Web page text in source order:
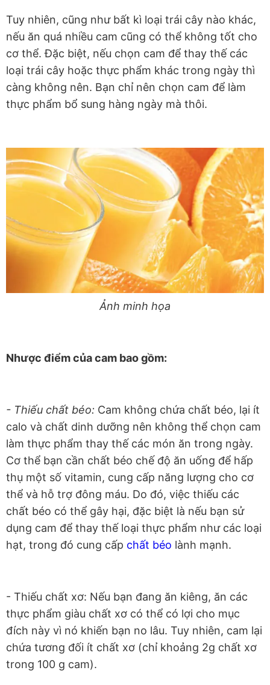
Tuy nhiên, cũng như bất kì loại trái cây nào khác,
nếu ăn quá nhiều cam cũng có thể không tốt cho
cơ thể. Đặc biệt, nếu chọn cam để thay thế các
loại trái cây hoặc thực phẩm khác trong ngày thì
càng không nên. Bạn chỉ nên chọn cam để làm
thực phẩm bổ sung hàng ngày mà thôi.
Ảnh minh họa
Nhược điểm của cam bao gồm:
- Thiếu chất béo: Cam không chứa chất béo, lại ít
calo và chất dinh dưỡng nên không thể chọn cam
làm thực phẩm thay thế các món ăn trong ngày.
Cơ thể bạn cần chất béo chế độ ăn uống để hấp
thụ một số vitamin, cung cấp năng lượng cho cơ
thể và hỗ trợ đông máu. Do đó, việc thiếu các
chất béo có thể gây hại, đặc biệt là nếu bạn sử
dụng cam để thay thế loại thực phẩm như các loại
hạt, trong đó cung cấp chất béo lành mạnh.
- Thiếu chất xơ: Nếu bạn đang ăn kiêng, ăn các
thực phẩm giàu chất xơ có thể có lợi cho mục
đích này vì nó khiến bạn no lâu. Tuy nhiên, cam lại
chứa tương đối ít chất xơ (chỉ khoảng 2g chất xơ
trong 100 g cam).